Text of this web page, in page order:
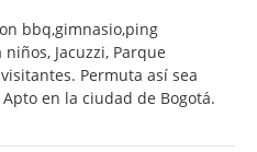
bbq,gimnasio,ping
Jacuzzi, Parque
Permuta así sea
en la ciudad de Bogotá.